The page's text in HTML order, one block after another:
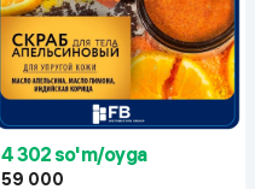
4 302 so'm/oyga
59 000